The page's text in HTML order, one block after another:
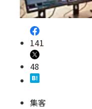
141
48
集客